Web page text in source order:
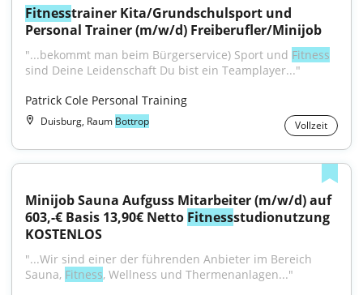
Fitnesstrainer Kita/Grundschulsport und
Personal Trainer (m/w/d) Freiberufler/Minijob
"...bekommt man beim Bürgerservice) Sport und Fitness
sind Deine Leidenschaft Du bist ein Teamplayer..."
Patrick Cole Personal Training
Duisburg, Raum Bottrop Vollzeit
Minijob Sauna Aufguss Mitarbeiter (m/w/d) auf
603,-€ Basis 13,90€ Netto Fitnessstudionutzung
KOSTENLOS
"...Wir sind einer der führenden Anbieter im Bereich
Sauna, Fitness, Wellness und Thermenanlagen..."